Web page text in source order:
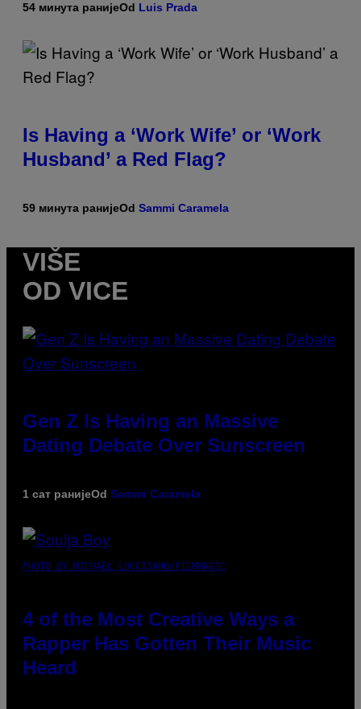
54 минута ранијеOd Luis Prada
Is Having a ‘Work Wife’ or ‘Work
Husband’ a Red Flag?
59 минута ранијеOd Sammi Caramela
VIŠE
OD VICE
Gen Z Is Having an Massive
Dating Debate Over Sunscreen
1 сат ранијеOd Sammi Caramela
PHOTO BY MICHAEL LOCCISANO/FILMMAGIC
4 of the Most Creative Ways a
Rapper Has Gotten Their Music
Heard